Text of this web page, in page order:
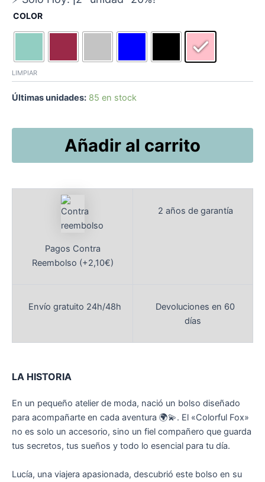
COLOR
LIMPIAR
Últimas unidades: 85 en stock
Añadir al carrito
Pagos Contra
Reembolso (+2,10€)
2 años de garantía
Envío gratuito 24h/48h
Devoluciones en 60
días
LA HISTORIA
En un pequeño atelier de moda, nació un bolso diseñado
para acompañarte en cada aventura 🌍💫. El «Colorful Fox»
no es solo un accesorio, sino un fiel compañero que guarda
tus secretos, tus sueños y todo lo esencial para tu día.
Lucía, una viajera apasionada, descubrió este bolso en su